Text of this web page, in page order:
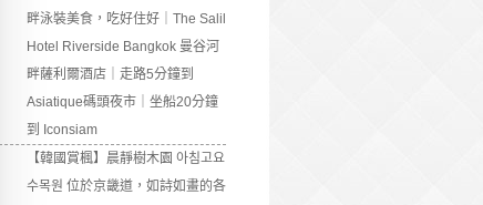
畔泳裝美食，吃好住好｜The Salil
Hotel Riverside Bangkok 曼谷河
畔薩利爾酒店｜走路5分鐘到
Asiatique碼頭夜市｜坐船20分鐘
到 Iconsiam
【韓國賞楓】晨靜樹木園 아침고요
수목원 位於京畿道，如詩如畫的各